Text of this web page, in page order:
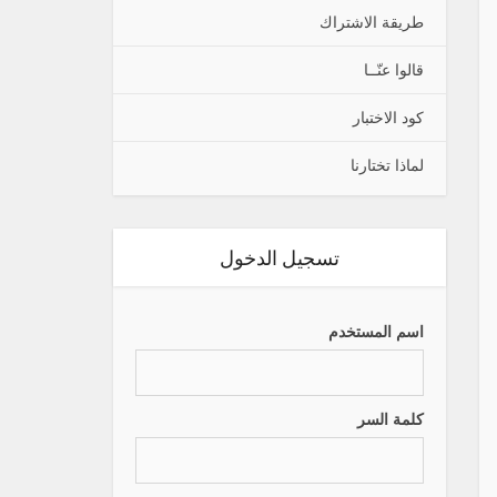
طريقة الاشتراك
قالوا عنّــا
كود الاختبار
لماذا تختارنا
تسجيل الدخول
اسم المستخدم
كلمة السر